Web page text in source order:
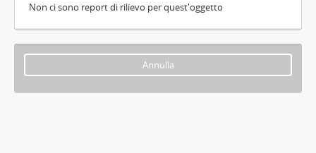
Non ci sono report di rilievo per quest'oggetto
Annulla